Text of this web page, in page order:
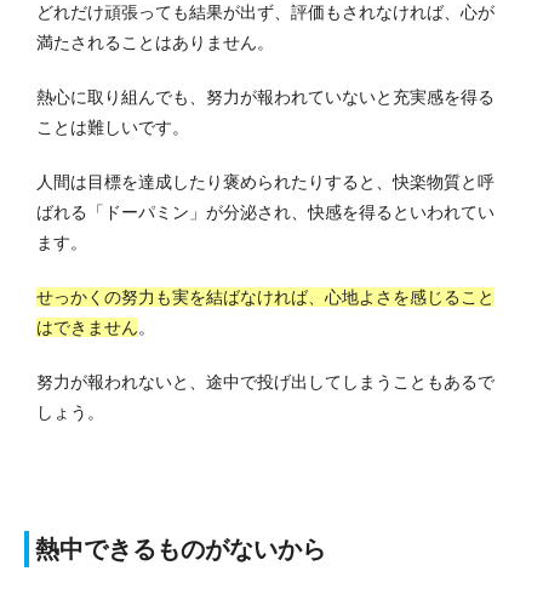
どれだけ頑張っても結果が出ず、評価もされなければ、心が
満たされることはありません。
熱心に取り組んでも、努力が報われていないと充実感を得る
ことは難しいです。
人間は目標を達成したり褒められたりすると、快楽物質と呼
ばれる「ドーパミン」が分泌され、快感を得るといわれてい
ます。
せっかくの努力も実を結ばなければ、心地よさを感じること
はできません。
努力が報われないと、途中で投げ出してしまうこともあるで
しょう。
熱中できるものがないから